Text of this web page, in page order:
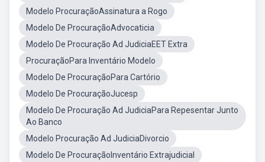
Modelo ProcuraçãoAssinatura a Rogo
Modelo De ProcuraçãoAdvocaticia
Modelo De Procuração Ad JudiciaEET Extra
ProcuraçãoPara Inventário Modelo
Modelo De ProcuraçãoPara Cartório
Modelo De ProcuraçãoJucesp
Modelo De Procuração Ad JudiciaPara Repesentar Junto
Ao Banco
Modelo Procuração Ad JudiciaDivorcio
Modelo De ProcuraçãoInventário Extrajudicial